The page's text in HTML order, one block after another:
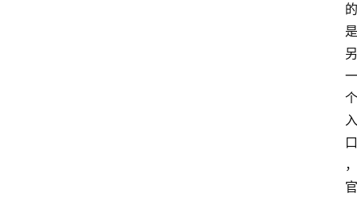
的
是
另
一
个
入
口
，
官